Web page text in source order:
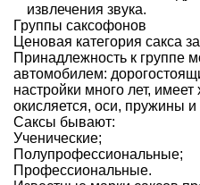
извлечения звука.
Группы саксофонов
Ценовая категория сакса
Принадлежность к группе
автомобилем:
настройки много лет,
окисляется, оси, пружины
Саксы бывают:
Ученические;
Полупрофессиональные;
Профессиональные.